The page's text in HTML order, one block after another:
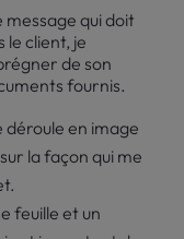
qui doit
le client, je
de son
fournis.
déroule en image
la façon qui me
feuille et un